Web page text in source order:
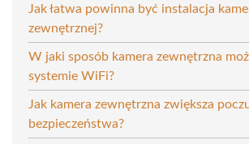
Jak łatwa powinna być instalacja
zewnętrznej?
W jaki sposób kamera zewnętrzna
systemie WiFi?
Jak kamera zewnętrzna zwiększa
bezpieczeństwa?